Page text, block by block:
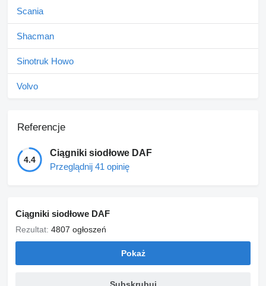
Scania
Shacman
Sinotruk Howo
Volvo
Referencje
4.4
Ciągniki siodłowe DAF
Przeglądnij 41 opinię
Ciągniki siodłowe DAF
Rezultat: 4807 ogłoszeń
Pokaż